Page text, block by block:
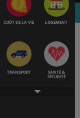
COÛT DE LA VIE LOGEMENT
TRANSPORT
SANTÉ &
SÉCURITÉ